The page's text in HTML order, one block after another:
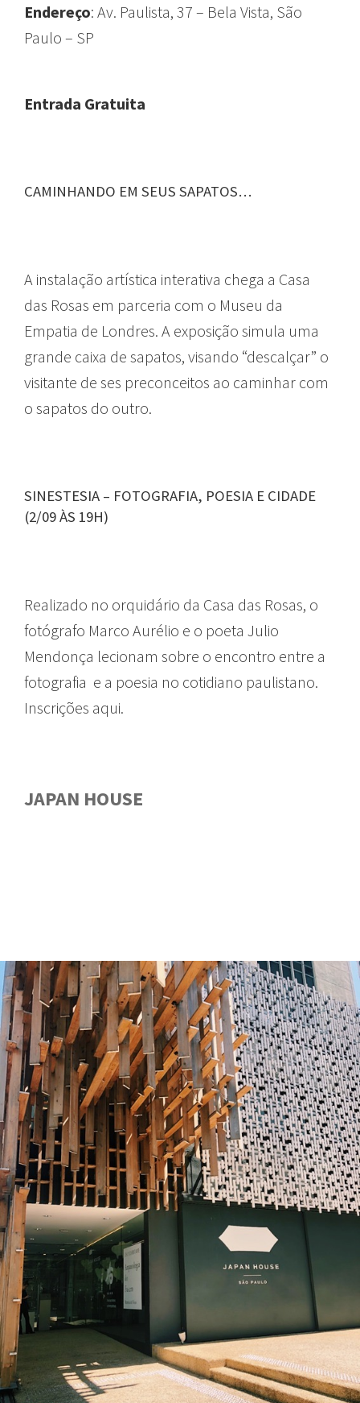
Endereço: Av. Paulista, 37 – Bela Vista, São
Paulo – SP
Entrada Gratuita
CAMINHANDO EM SEUS SAPATOS…
A instalação artística interativa chega a Casa
das Rosas em parceria com o Museu da
Empatia de Londres. A exposição simula uma
grande caixa de sapatos, visando “descalçar” o
visitante de ses preconceitos ao caminhar com
o sapatos do outro.
SINESTESIA – FOTOGRAFIA, POESIA E CIDADE
(2/09 ÀS 19H)
Realizado no orquidário da Casa das Rosas, o
fotógrafo Marco Aurélio e o poeta Julio
Mendonça lecionam sobre o encontro entre a
fotografia e a poesia no cotidiano paulistano.
Inscrições aqui.
JAPAN HOUSE